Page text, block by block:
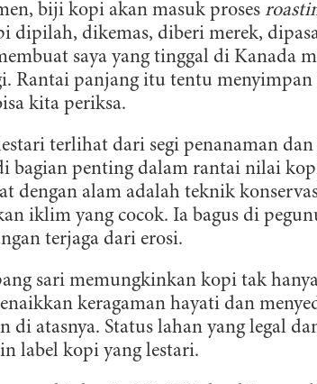
biji kopi akan masuk proses
dipilah, dikemas, diberi merek,
saya yang tinggal di Kanada
Rantai panjang itu tentu menyimpan
kita periksa.
terlihat dari segi penanaman dan
bagian penting dalam rantai nilai
dengan alam adalah teknik
iklim yang cocok. Ia bagus di
terjaga dari erosi.
sari memungkinkan kopi tak
keragaman hayati dan
atasnya. Status lahan yang legal
label kopi yang lestari.